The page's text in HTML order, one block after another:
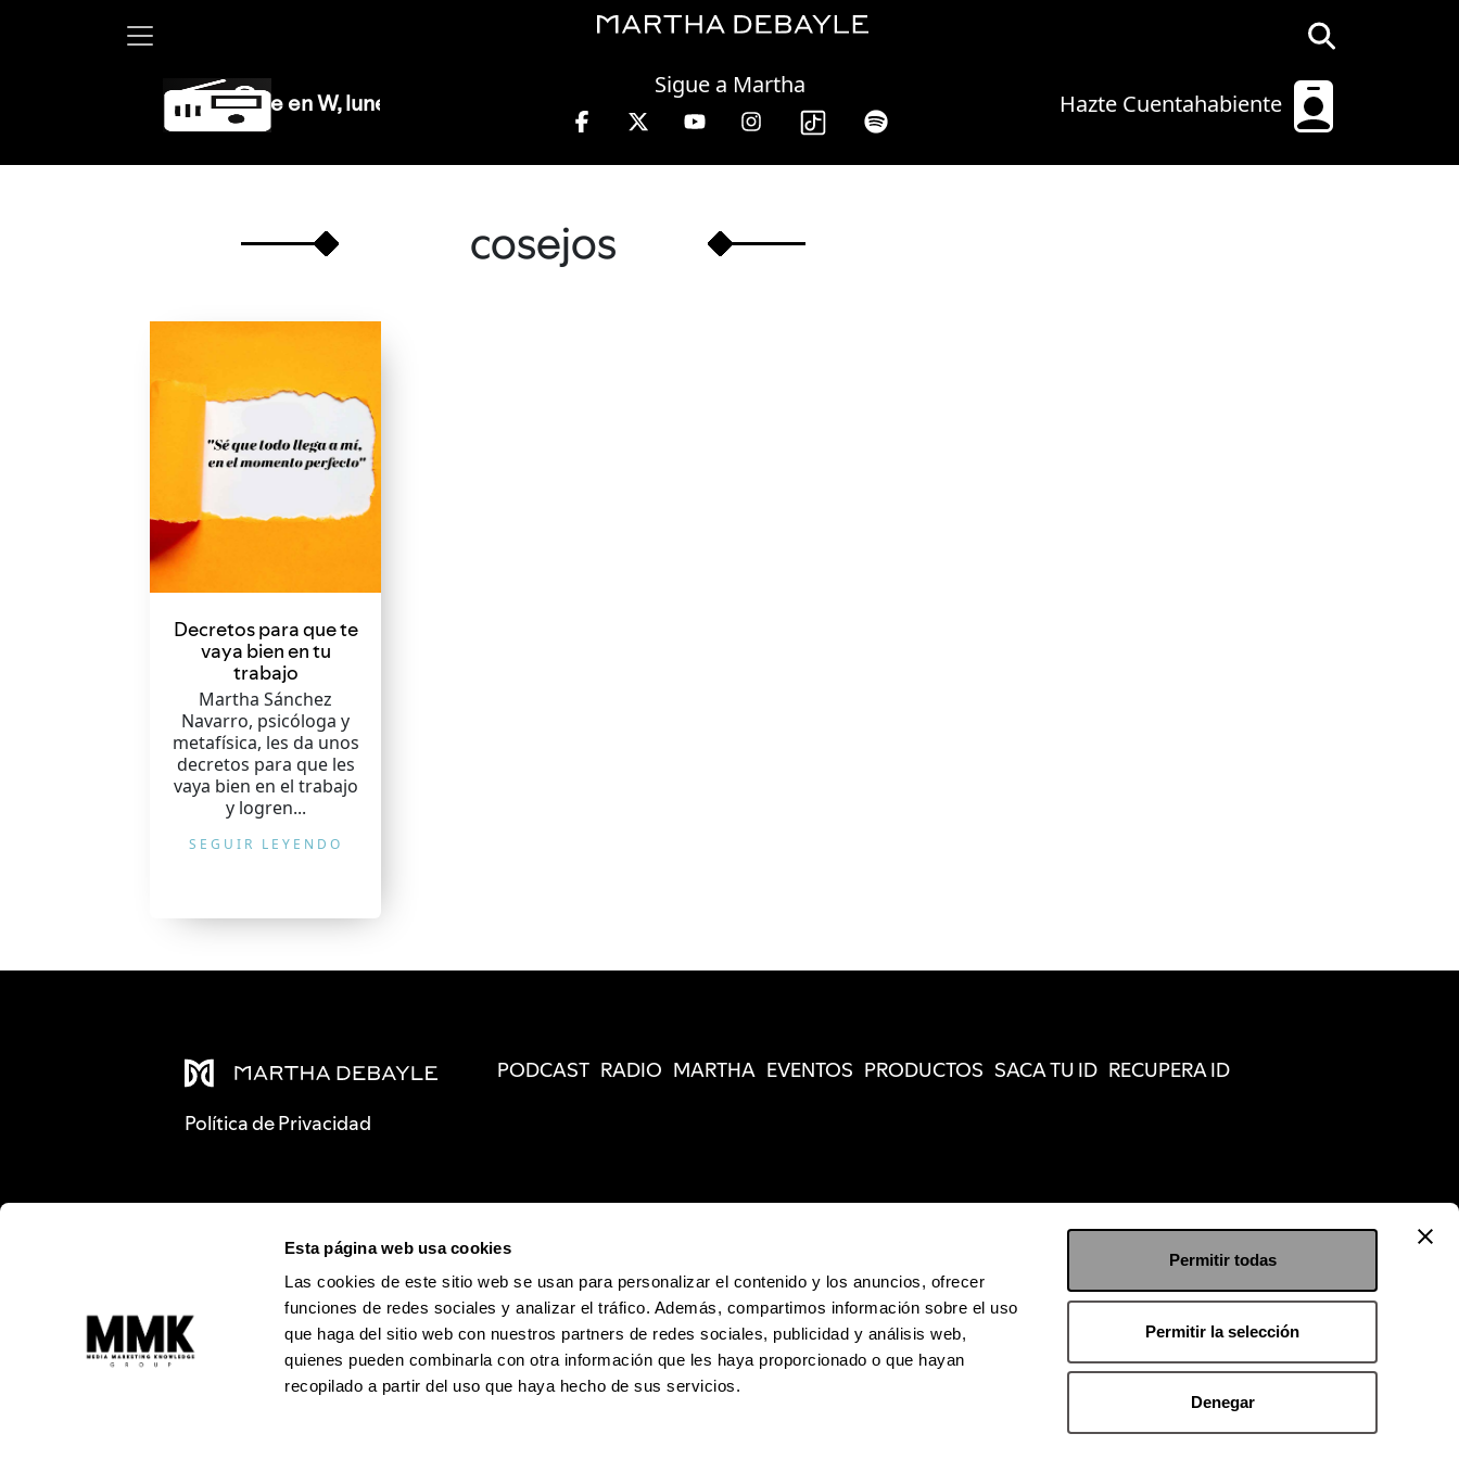
Esta página web usa cookies
Las cookies de este sitio web se usan para personalizar el contenido y los anuncios, ofrecer
funciones de redes sociales y analizar el tráfico. Además, compartimos información sobre el uso
que haga del sitio web con nuestros partners de redes sociales, publicidad y análisis web,
quienes pueden combinarla con otra información que les haya proporcionado o que hayan
recopilado a partir del uso que haya hecho de sus servicios.
Permitir todas
Permitir la selección
Denegar
Hazte Cuentahabiente
Sigue a Martha
Martha Debayle en W, lunes a viernes de 10 a 13 hrs.
cosejos
Decretos para que te
vaya bien en tu
trabajo
Martha Sánchez
Navarro, psicóloga y
metafísica, les da unos
decretos para que les
vaya bien en el trabajo
y logren...
SEGUIR LEYENDO
Política de Privacidad
PODCAST RADIO MARTHA EVENTOS PRODUCTOS SACA TU ID RECUPERA ID